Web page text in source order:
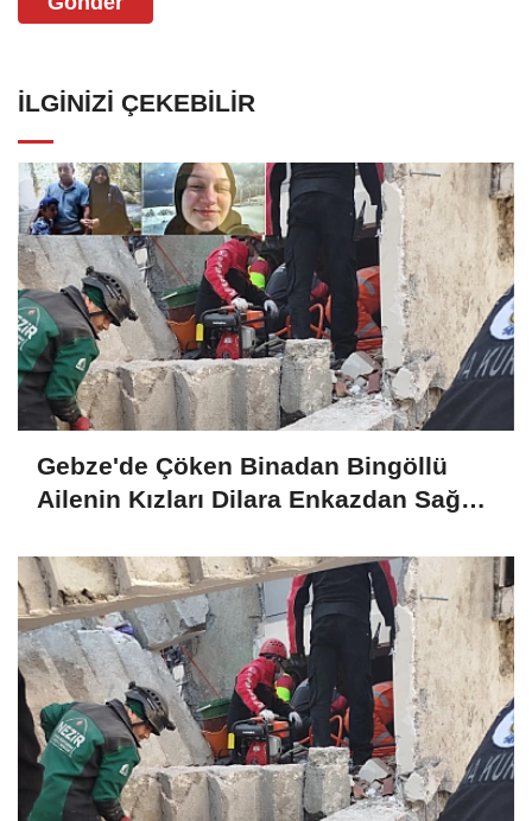
İLGINIZI ÇEKEBILIR
Gebze'de Çöken Binadan Bingöllü
Ailenin Kızları Dilara Enkazdan Sağ